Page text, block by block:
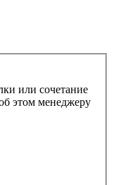
или сочетание
этом менеджеру